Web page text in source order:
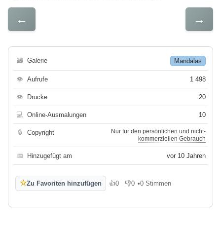
← →
🗃 Galerie Mandalas
👁 Aufrufe 1 498
👁 Drucke 20
💻 Online-Ausmalungen 10
🔒 Copyright
Nur für den persönlichen und nicht-
kommerziellen Gebrauch
📅 Hinzugefügt am vor 10 Jahren
☆Zu Favoriten hinzufügen 👍0
Gefällt mir
👎0
Gefällt mir nicht
•0 Stimmen